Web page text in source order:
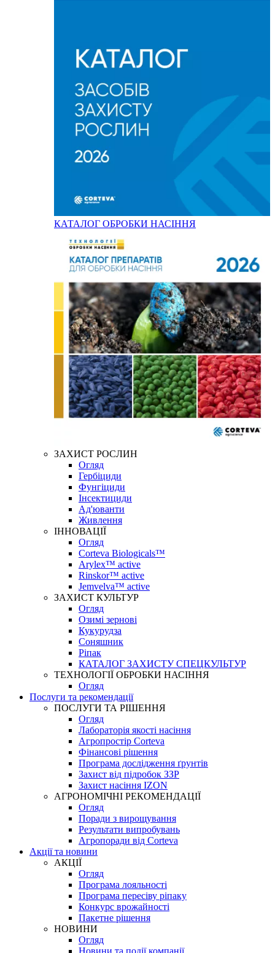
КАТАЛОГ ОБРОБКИ НАСІННЯ
ЗАХИСТ РОСЛИН
Огляд
Гербіциди
Фунгіциди
Інсектициди
Ад'юванти
Живлення
ІННОВАЦІЇ
Огляд
Corteva Biologicals™
Arylex™ active
Rinskor™ active
Jemvelva™ active
ЗАХИСТ КУЛЬТУР
Огляд
Озимі зернові
Кукурудза
Соняшник
Ріпак
КАТАЛОГ ЗАХИСТУ СПЕЦКУЛЬТУР
ТЕХНОЛОГІЇ ОБРОБКИ НАСІННЯ
Огляд
Послуги та рекомендації
ПОСЛУГИ ТА РІШЕННЯ
Огляд
Лабораторія якості насіння
Агропростір Corteva
Фінансові рішення
Програма дослідження ґрунтів
Захист від підробок ЗЗР
Захист насіння IZON
АГРОНОМІЧНІ РЕКОМЕНДАЦІЇ
Огляд
Поради з вирощування
Результати випробувань
Агропоради від Corteva
Акції та новини
АКЦІЇ
Огляд
Програма лояльності
Програма пересіву ріпаку
Конкурс врожайності
Пакетне рішення
НОВИНИ
Огляд
Новини та події компанії